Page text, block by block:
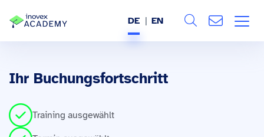
BRANCHEN
DE EN
Alle
Ihr Buchungsfortschritt
Training ausgewählt